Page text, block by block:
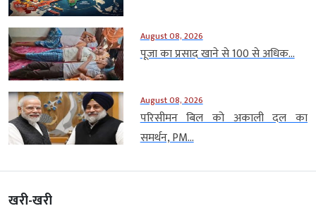
August 08, 2026
पूजा का प्रसाद खाने से 100 से अधिक...
August 08, 2026
परिसीमन बिल को अकाली दल का
समर्थन, PM...
खरी-खरी